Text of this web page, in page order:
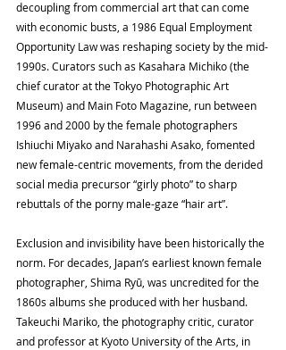
decoupling from commercial art that can come
with economic busts, a 1986 Equal Employment
Opportunity Law was reshaping society by the mid-
1990s. Curators such as Kasahara Michiko (the
chief curator at the Tokyo Photographic Art
Museum) and Main Foto Magazine, run between
1996 and 2000 by the female photographers
Ishiuchi Miyako and Narahashi Asako, fomented
new female-centric movements, from the derided
social media precursor “girly photo” to sharp
rebuttals of the porny male-gaze “hair art”.
Exclusion and invisibility have been historically the
norm. For decades, Japan’s earliest known female
photo­grapher, Shima Ryū, was uncredited for the
1860s albums she produced with her husband.
Takeuchi Mariko, the photography critic, curator
and professor at Kyoto University of the Arts, in